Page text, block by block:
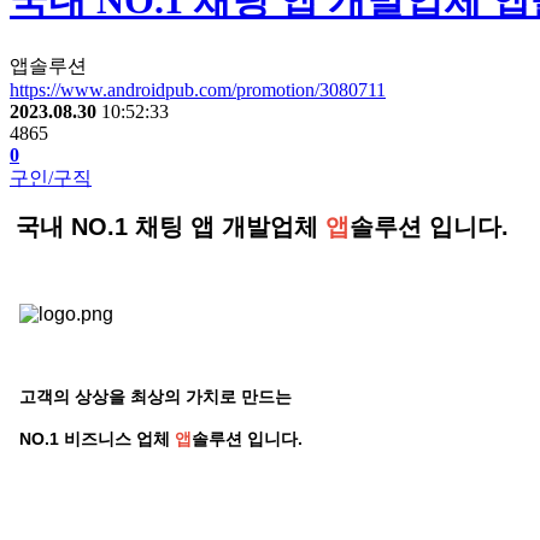
앱솔루션
https://www.androidpub.com/promotion/3080711
2023.08.30 10:52:33
4865
0
구인/구직
국내 NO.1 채팅 앱 개발업체 앱솔루션 입니다.
고객의 상상을 최상의 가치로 만드는
NO.1 비즈니스 업체 앱 솔루션 입니다.